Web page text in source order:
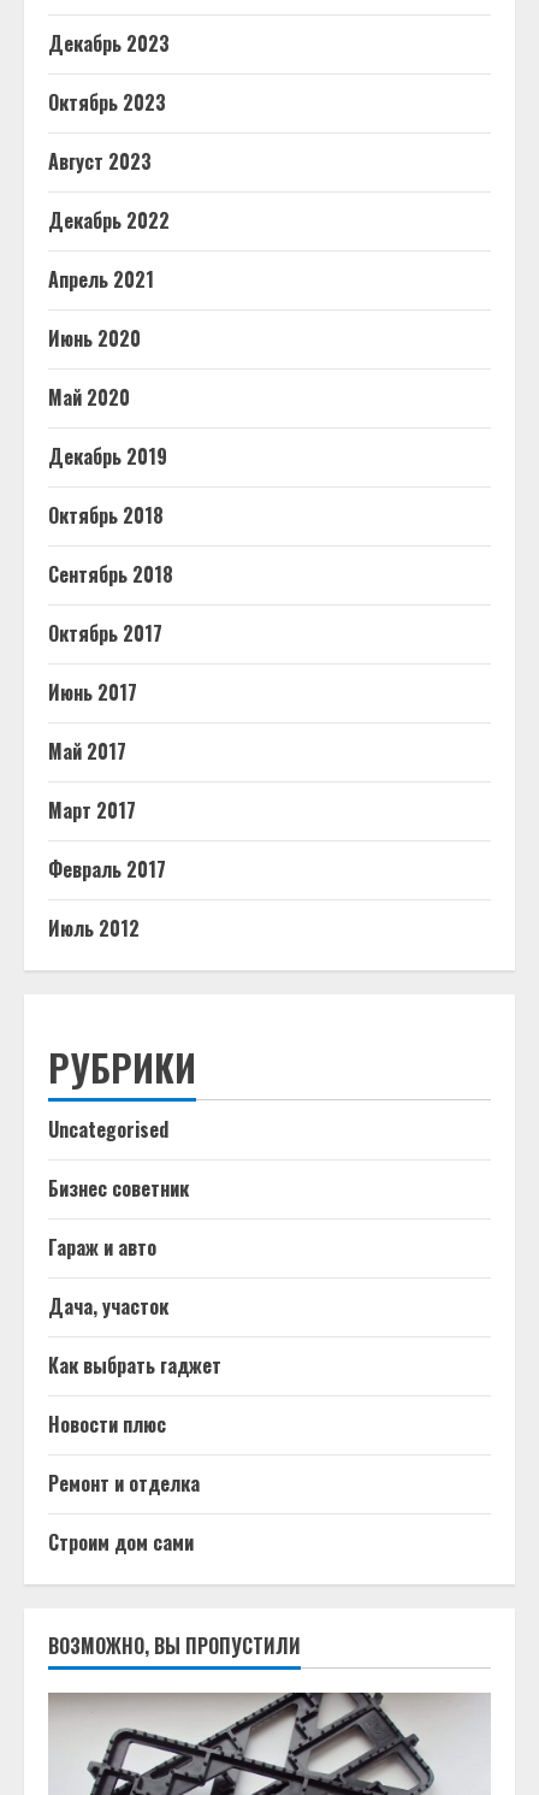
Декабрь 2023
Октябрь 2023
Август 2023
Декабрь 2022
Апрель 2021
Июнь 2020
Май 2020
Декабрь 2019
Октябрь 2018
Сентябрь 2018
Октябрь 2017
Июнь 2017
Май 2017
Март 2017
Февраль 2017
Июль 2012
РУБРИКИ
Uncategorised
Бизнес советник
Гараж и авто
Дача, участок
Как выбрать гаджет
Новости плюс
Ремонт и отделка
Строим дом сами
ВОЗМОЖНО, ВЫ ПРОПУСТИЛИ